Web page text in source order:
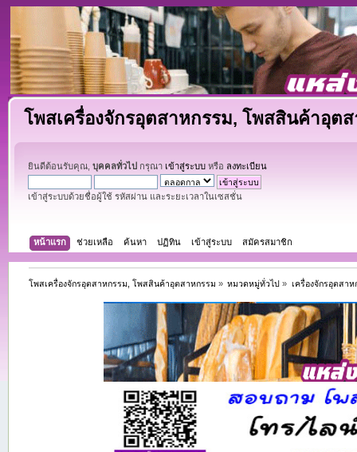
โพสเครื่องจักรอุตสาหกรรม, โพสสินค้าอุต
ยินดีต้อนรับคุณ, บุคคลทั่วไป กรุณา เข้าสู่ระบบหรือ ลงทะเบียน
เข้าสู่ระบบด้วยชื่อผู้ใช้ รหัสผ่าน และระยะเวลาในเซสชั่น
หน้าแรก ช่วยเหลือ ค้นหา ปฏิทิน เข้าสู่ระบบ สมัครสมาชิก
โพสเครื่องจักรอุตสาหกรรม, โพสสินค้าอุตสาหกรรม » หมวดหมู่ทั่วไป » เครื่องจักรอุตสา